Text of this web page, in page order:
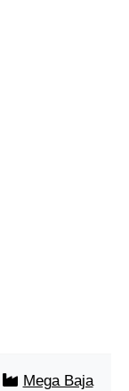
Mega Baja